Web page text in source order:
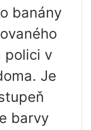
banány
polici v
Je
barvy